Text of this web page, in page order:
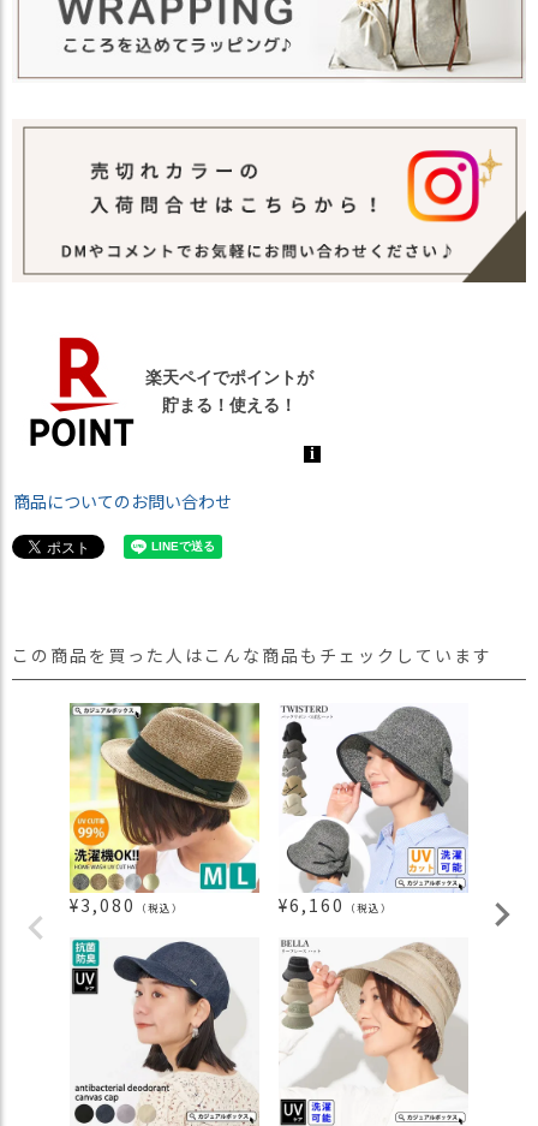
商品についてのお問い合わせ
この商品を買った人はこんな商品もチェックしています
¥3,080 （税込） ¥6,160 （税込） ¥